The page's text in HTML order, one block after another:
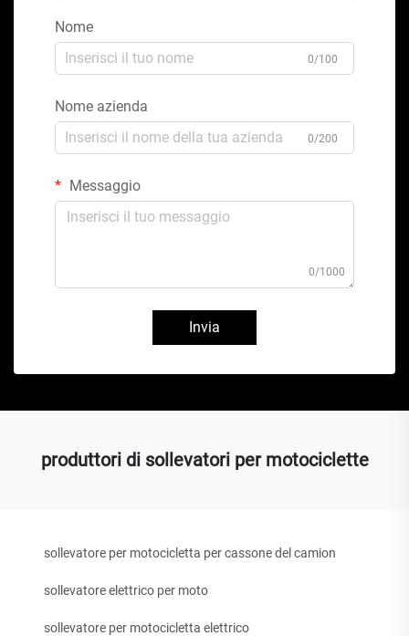
Nome
0/100
Nome azienda
0/200
Messaggio
0/1000
Invia
produttori di sollevatori per motociclette
sollevatore per motocicletta per cassone del camion
sollevatore elettrico per moto
sollevatore per motocicletta elettrico